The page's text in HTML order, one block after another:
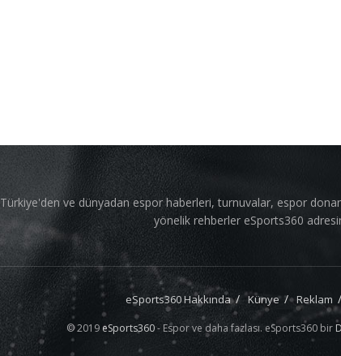
Türkiye'den ve dünyadan espor haberleri, turnuvalar, espor
yönelik rehberler eSports360
eSports360 Hakkında Künye Reklam
© 2019 eSports360- Espor ve daha fazlası. eSports360 bir